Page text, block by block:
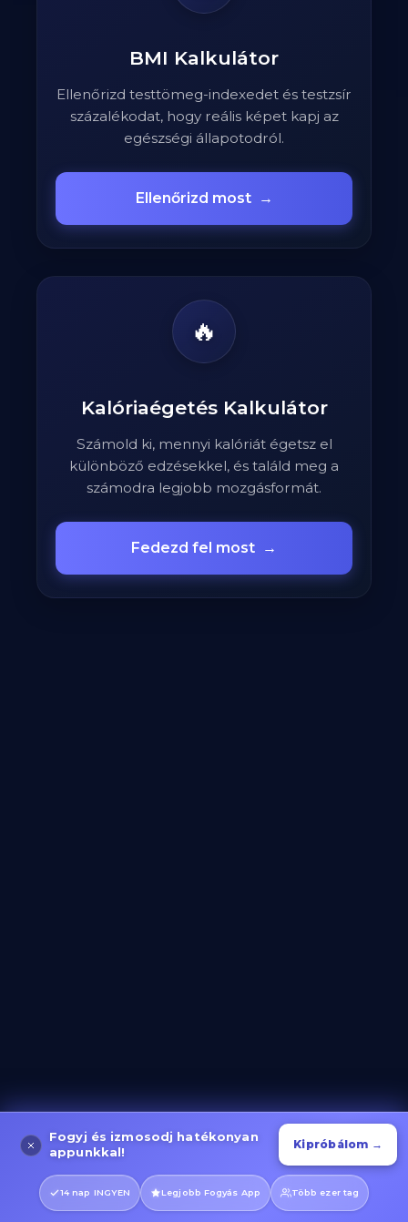
BMI Kalkulátor
Ellenőrizd testtömeg-indexedet és testzsír
százalékodat, hogy reális képet kapj az
egészségi állapotodról.
Ellenőrizd most →
🔥
Kalóriaégetés Kalkulátor
Számold ki, mennyi kalóriát égetsz el
különböző edzésekkel, és találd meg a
számodra legjobb mozgásformát.
Fedezd fel most →
Evező Gyakorlatok
Kategória megnyitása
Fogyj és izmosodj hatékonyan
appunkkal!
Kipróbálom →
14 nap INGYEN Legjobb Fogyás App Több ezer tag